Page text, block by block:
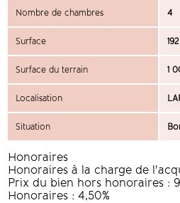
Nombre de chambres 4
Surface
Surface du terrain 1
Localisation
Situation
Honoraires
Honoraires à la charge de
Prix du bien hors honoraires :
Honoraires : 4,50%